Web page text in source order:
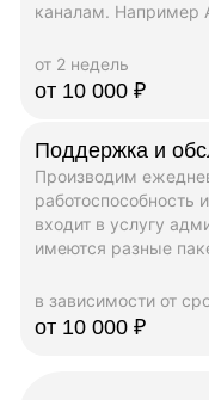
каналам. Например
от 2 недель
от 10 000 ₽
Поддержка и
Производим
входит в услугу
имеются разные
в зависимости от
от 10 000 ₽